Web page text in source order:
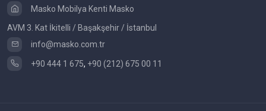
Masko Mobilya Kenti Masko
AVM 3. Kat İkitelli / Başakşehir / İstanbul
info@masko.com.tr
+90 444 1 675, +90 (212) 675 00 11